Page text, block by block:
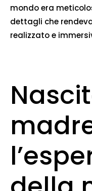
mondo era
dettagli che
realizzato e